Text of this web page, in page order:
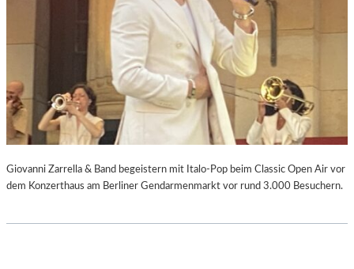
Giovanni Zarrella & Band begeistern mit Italo-Pop beim Classic Open Air vor
dem Konzerthaus am Berliner Gendarmenmarkt vor rund 3.000 Besuchern.